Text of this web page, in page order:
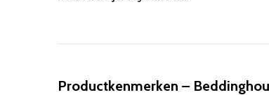
Productkenmerken –